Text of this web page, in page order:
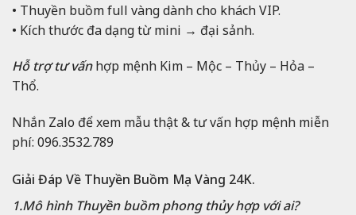
• Thuyền buồm full vàng dành cho khách VIP.
• Kích thước đa dạng từ mini → đại sảnh.
Hỗ trợ tư vấnhợp mệnh Kim – Mộc – Thủy – Hỏa –
Thổ.
Nhắn Zalo để xem mẫu thật & tư vấn hợp mệnh miễn
phí: 096.3532.789
Giải Đáp Về Thuyền Buồm Mạ Vàng 24K.
1.Mô hình Thuyền buồm phong thủy hợp với ai?